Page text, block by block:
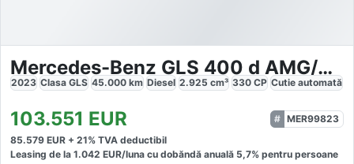
Mercedes-Benz GLS 400 d AMG/Night/LED/Pano/Burmester
2023 Clasa GLS 45.000 km Diesel 2.925 cm³ 330 CP Cutie automată
103.551 EUR
MER99823
85.579 EUR + 21% TVA deductibil
Leasing de la 1.042 EUR/luna cu dobăndă anuală 5,7% pentru persoane